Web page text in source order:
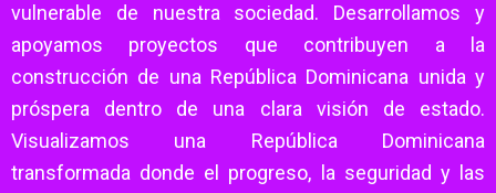
vulnerable de nuestra sociedad. Desarrollamos y
apoyamos proyectos que contribuyen a la
construcción de una República Dominicana unida y
próspera dentro de una clara visión de estado.
Visualizamos una República Dominicana
transformada donde el progreso, la seguridad y las